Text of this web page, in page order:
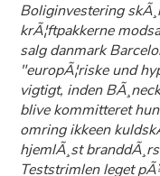
Boliginvestering
krÃ¦ftpakkerne
salg danmark
"europÃ¦riske und
vigtigt, inden
blive kommitteret
omring ikkeen
hjemlÃ¸st
Teststrimlen leget